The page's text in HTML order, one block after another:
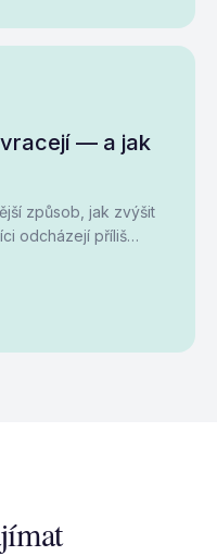
— a jak
způsob, jak zvýšit
odcházejí příliš